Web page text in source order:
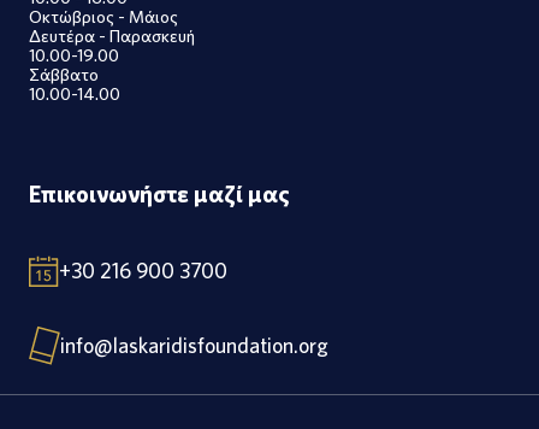
Οκτώβριος - Μάιος
Δευτέρα - Παρασκευή
10.00-19.00
Σάββατο
10.00-14.00
Επικοινωνήστε μαζί μας
+30 216 900 3700
info@laskaridisfoundation.org